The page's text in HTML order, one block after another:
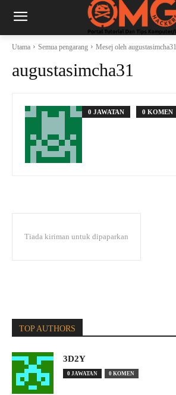
Utama Semua pengarang Mesej oleh augustasimcha31
augustasimcha31
0 JAWATAN 0 KOMEN
Tiada kiriman untuk dipaparkan
TOP AUTHORS
3D2Y
0 JAWATAN 0 KOMEN